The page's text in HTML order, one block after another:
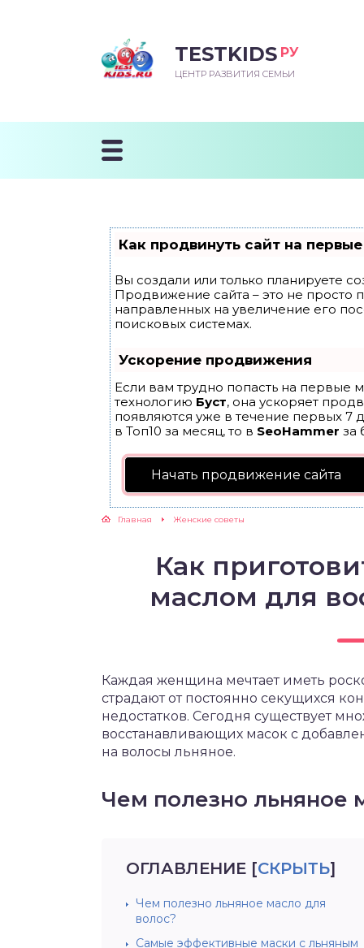
TESTKIDS РУ
ЦЕНТР РАЗВИТИЯ СЕМЬИ
Как продвинуть сайт на
Вы создали или только планируете
Продвижение сайта – это не просто
направленных на увеличение его
поисковых системах.
Ускорение продвижения
Если вам трудно попасть на первые
технологию Буст, она ускоряет
появляются уже в течение первых 7
в Топ10 за месяц, то в SeoHammer за
Начать продвижение сайта
Главная Женские советы
Как
маслом для
Каждая женщина мечтает иметь
страдают от постоянно секущихся
недостатков. Сегодня существует
восстанавливающих масок с
на волосы льняное.
Чем полезно льняное
ОГЛАВЛЕНИЕ [СКРЫТЬ]
Чем полезно льняное масло для
волос?
Самые эффективные маски с льняным
МЕСЯЦ
ПЕРВОГО
УЧИТСЯ
ПОСЛЕ ГОДА
К ШКОЛЕ
ДОШКОЛЬНИКА
ШКОЛА
ШКОЛЬНИКА
ШКОЛЬНИКА